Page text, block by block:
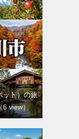
ット）の旅
6 view）